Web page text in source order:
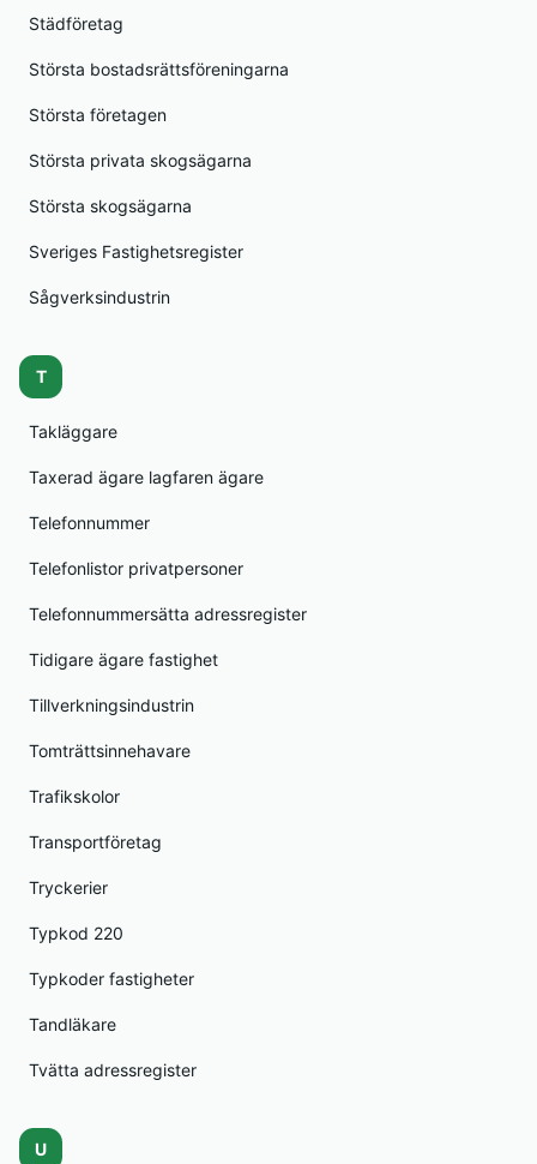
Städföretag
Största bostadsrättsföreningarna
Största företagen
Största privata skogsägarna
Största skogsägarna
Sveriges Fastighetsregister
Sågverksindustrin
T
Takläggare
Taxerad ägare lagfaren ägare
Telefonnummer
Telefonlistor privatpersoner
Telefonnummersätta adressregister
Tidigare ägare fastighet
Tillverkningsindustrin
Tomträttsinnehavare
Trafikskolor
Transportföretag
Tryckerier
Typkod 220
Typkoder fastigheter
Tandläkare
Tvätta adressregister
U